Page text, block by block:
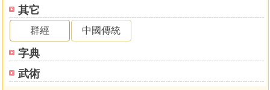
其它
群經 中國傳統
字典
武術